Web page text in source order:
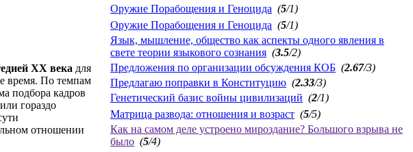
ХХ века для
время. По темпам
подбора кадров
гораздо
отношении
Оружие Порабощения и Геноцида (5/1)
Оружие Порабощения и Геноцида (5/1)
Язык, мышление, общество как аспекты одного явления в
свете теории языкового сознания (3.5/2)
Предложения по организации обсуждения КОБ (2.67/3)
Предлагаю поправки в Конституцию (2.33/3)
Генетический базис войны цивилизаций (2/1)
Матрица развода: отношения и возраст (5/5)
Как на самом деле устроено мироздание? Большого взрыва не
было (5/4)